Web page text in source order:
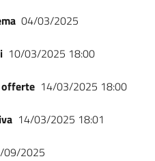
04/03/2025
10/03/2025 18:00
offerte 14/03/2025 18:00
14/03/2025 18:01
09/2025